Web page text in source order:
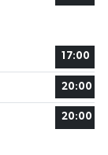
17:00
20:00
20:00